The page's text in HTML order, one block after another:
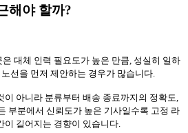
해야 할까?
대체 인력 필요도가 높은 만큼, 성실히 일하
선을 먼저 제안하는 경우가 많습니다.
아니라 분류부터 배송 종료까지의 정확도,
부분에서 신뢰도가 높은 기사일수록 고정 라
이 길어지는 경향이 있습니다.